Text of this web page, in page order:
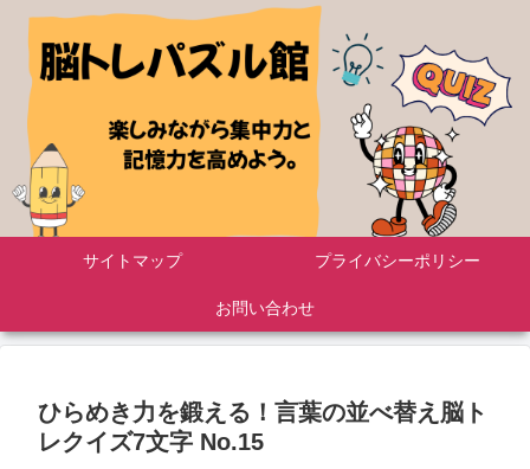
サイトマップ プライバシーポリシー
お問い合わせ
ひらめき力を鍛える！言葉の並べ替え脳ト
レクイズ7文字 No.15